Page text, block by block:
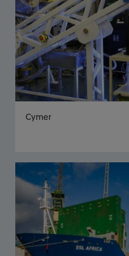
Cymer